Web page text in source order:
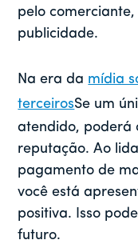
pelo
publicidade.
Na era da mídia
terceirosSe um
atendido, poderá
reputação. Ao
pagamento de
você está
positiva. Isso
futuro.